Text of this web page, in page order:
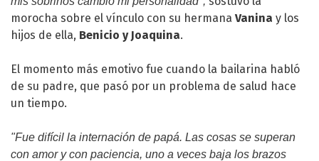
morocha sobre el vínculo con su hermana Vanina y los
hijos de ella, Benicio y Joaquina.
El momento más emotivo fue cuando la bailarina habló
de su padre, que pasó por un problema de salud hace
un tiempo.
"Fue difícil la internación de papá. Las cosas se superan
con amor y con paciencia, uno a veces baja los brazos